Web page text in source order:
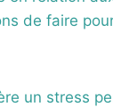
de faire
un stress